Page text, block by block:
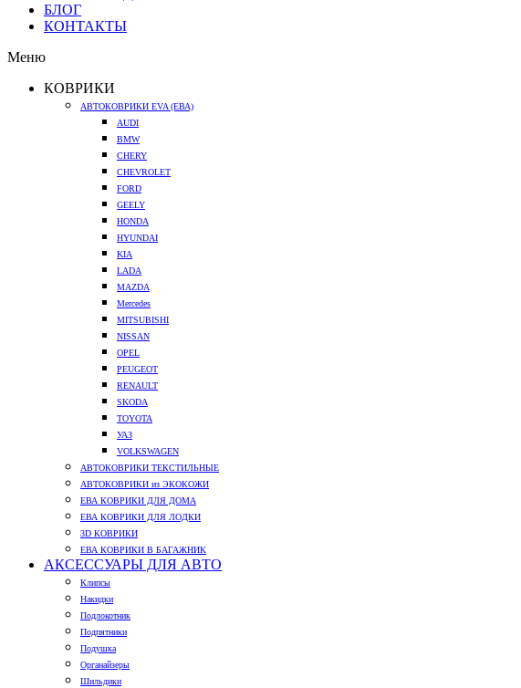
БЛОГ
КОНТАКТЫ
Меню
КОВРИКИ
АВТОКОВРИКИ EVA (ЕВА)
AUDI
BMW
CHERY
CHEVROLET
FORD
GEELY
HONDA
HYUNDAI
KIA
LADA
MAZDA
Mercedes
MITSUBISHI
NISSAN
OPEL
PEUGEOT
RENAULT
SKODA
TOYOTA
УАЗ
VOLKSWAGEN
АВТОКОВРИКИ ТЕКСТИЛЬНЫЕ
АВТОКОВРИКИ из ЭКОКОЖИ
ЕВА КОВРИКИ ДЛЯ ДОМА
ЕВА КОВРИКИ ДЛЯ ЛОДКИ
3D КОВРИКИ
ЕВА КОВРИКИ В БАГАЖНИК
АКСЕССУАРЫ ДЛЯ АВТО
Клипсы
Накидки
Подлокотник
Подпятники
Подушка
Органайзеры
Шильдики